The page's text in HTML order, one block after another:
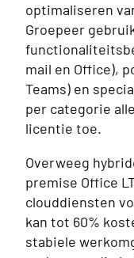
optimaliseren
Groepeer
mail en Office),
Teams) en
per categorie
licentie toe.
Overweeg
premise Office
clouddiensten
kan tot 60%
stabiele